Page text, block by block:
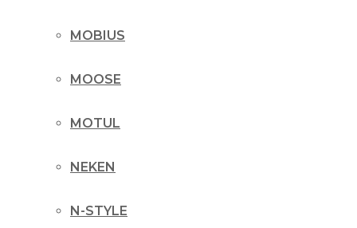
MOBIUS
MOOSE
MOTUL
NEKEN
N-STYLE